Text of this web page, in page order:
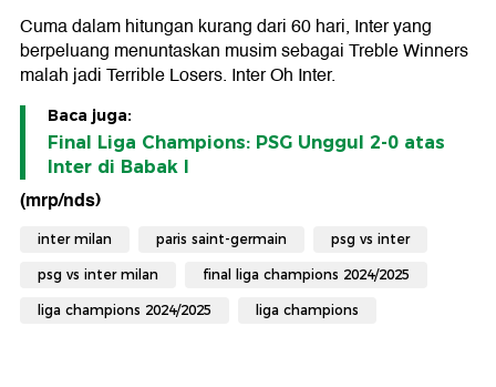
Cuma dalam hitungan kurang dari 60 hari, Inter yang
berpeluang menuntaskan musim sebagai Treble Winners
malah jadi Terrible Losers. Inter Oh Inter.
Baca juga:
Final Liga Champions: PSG Unggul 2-0 atas
Inter di Babak I
(mrp/nds)
inter milan paris saint-germain psg vs inter
psg vs inter milan final liga champions 2024/2025
liga champions 2024/2025 liga champions